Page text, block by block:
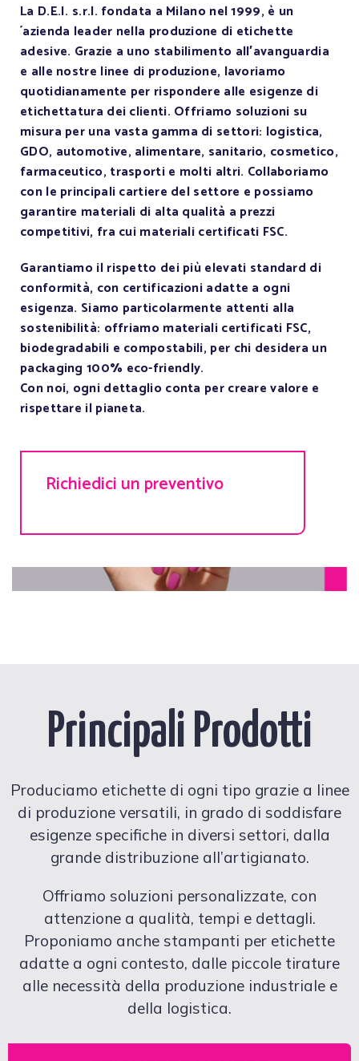
La D.E.I. s.r.l. fondata a Milano nel 1999, è un
´azienda leader nella produzione di etichette
adesive. Grazie a uno stabilimento all′avanguardia
e alle nostre linee di produzione, lavoriamo
quotidianamente per rispondere alle esigenze di
etichettatura dei clienti. Offriamo soluzioni su
misura per una vasta gamma di settori: logistica,
GDO, automotive, alimentare, sanitario, cosmetico,
farmaceutico, trasporti e molti altri. Collaboriamo
con le principali cartiere del settore e possiamo
garantire materiali di alta qualità a prezzi
competitivi, fra cui materiali certificati FSC.
Garantiamo il rispetto dei più elevati standard di
conformità, con certificazioni adatte a ogni
esigenza. Siamo particolarmente attenti alla
sostenibilità: offriamo materiali certificati FSC,
biodegradabili e compostabili, per chi desidera un
packaging 100% eco-friendly.
Con noi, ogni dettaglio conta per creare valore e
rispettare il pianeta.
Richiedici un preventivo
Principali Prodotti
Produciamo etichette di ogni tipo grazie a linee
di produzione versatili, in grado di soddisfare
esigenze specifiche in diversi settori, dalla
grande distribuzione all’artigianato.
Offriamo soluzioni personalizzate, con
attenzione a qualità, tempi e dettagli.
Proponiamo anche stampanti per etichette
adatte a ogni contesto, dalle piccole tirature
alle necessità della produzione industriale e
della logistica.